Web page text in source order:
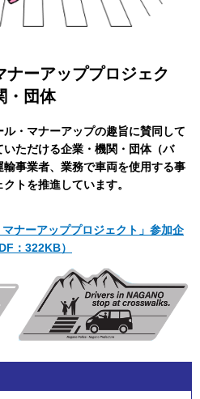
ナーアッププロジェク
・団体
・マナーアップの趣旨に賛同して
ただける企業・機関・団体（バ
事業者、業務で車両を使用する事
トを推進しています。
マナーアッププロジェクト」参加企
：322KB）